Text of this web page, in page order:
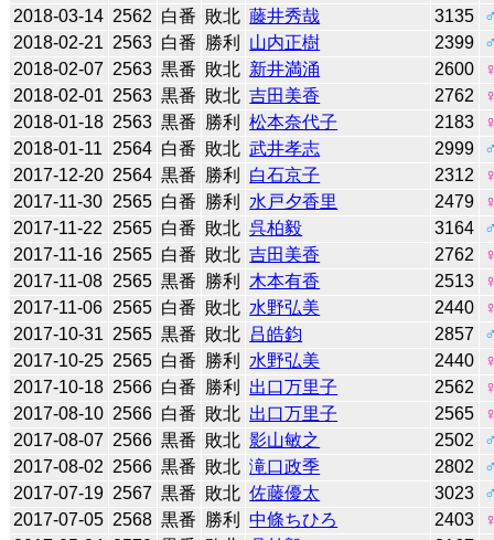
2018-03-14 2562 白番 敗北 藤井秀哉 3135
2018-02-21 2563 白番 勝利 山内正樹 2399
2018-02-07 2563 黒番 敗北 新井満涌 2600
2018-02-01 2563 黒番 敗北 吉田美香 2762
2018-01-18 2563 黒番 勝利 松本奈代子 2183
2018-01-11
2564 白番 敗北 武井孝志 2999
2017-12-20 2564 黒番 勝利 白石京子 2312
2017-11-30 2565 白番 勝利 水戸夕香里 2479
2017-11-22
2565 白番 敗北 呉柏毅 3164
2017-11-16 2565 白番 敗北 吉田美香 2762
2017-11-08 2565 黒番 勝利 木本有香 2513
2017-11-06 2565 白番 敗北 水野弘美 2440
2017-10-31 2565 黒番 敗北 吕皓鈞 2857
2017-10-25 2565 白番 勝利 水野弘美 2440
2017-10-18 2566 白番 勝利 出口万里子 2562
2017-08-10 2566 白番 敗北 出口万里子 2565
2017-08-07 2566 黒番 敗北 影山敏之 2502
2017-08-02 2566 黒番 敗北 滝口政季 2802
2017-07-19 2567 黒番 敗北 佐藤優太 3023
2017-07-05 2568 黒番 勝利 中條ちひろ 2403